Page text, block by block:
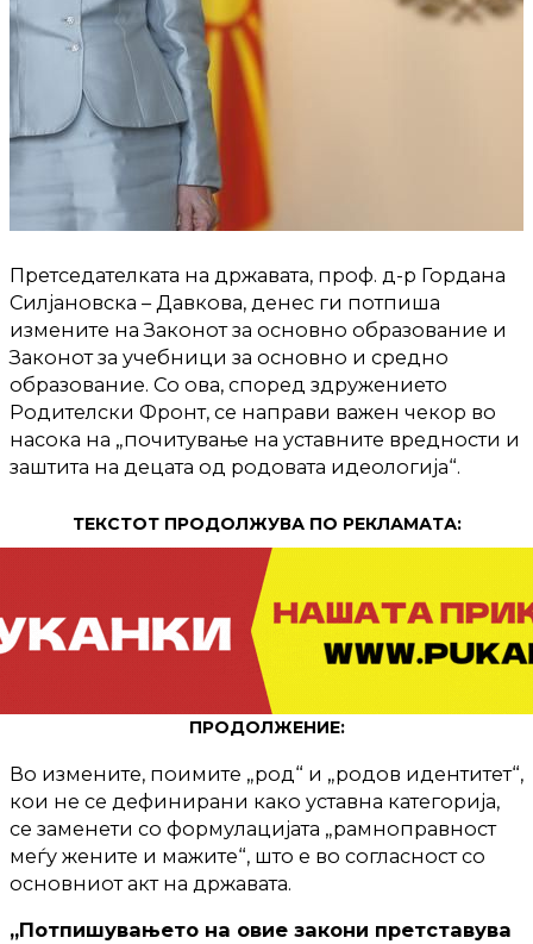
Претседателката на државата, проф. д-р Гордана
Силјановска – Давкова, денес ги потпиша
измените на Законот за основно образование и
Законот за учебници за основно и средно
образование. Со ова, според здружението
Родителски Фронт, се направи важен чекор во
насока на „почитување на уставните вредности и
заштита на децата од родовата идеологија“.
ТЕКСТОТ ПРОДОЛЖУВА ПО РЕКЛАМАТА:
ПРОДОЛЖЕНИЕ:
Во измените, поимите „род“ и „родов идентитет“,
кои не се дефинирани како уставна категорија,
се заменети со формулацијата „рамноправност
меѓу жените и мажите“, што е во согласност со
основниот акт на државата.
„Потпишувањето на овие закони претставува